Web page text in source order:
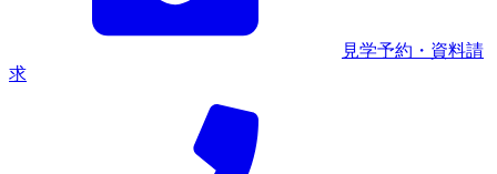
見学予約・資料請
求